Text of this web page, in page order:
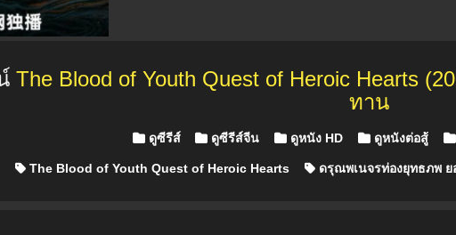
The Blood of Youth Quest of Heroic Hearts
ทาน
Posted in
ดูซีรีส์ ดูซีรีส์จีน ดูหนัง HD ดูหนังต่อสู้
The Blood of Youth Quest of Heroic Hearts ดรุณพเนจรท่องยุทธภพ ย